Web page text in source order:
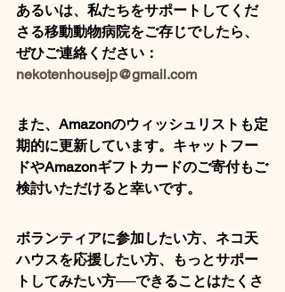
あるいは、私たちをサポートしてくだ
さる移動動物病院をご存じでしたら、
ぜひご連絡ください：
nekotenhousejp@gmail.com
また、Amazonのウィッシュリストも定
期的に更新しています。キャットフー
ドやAmazonギフトカードのご寄付もご
検討いただけると幸いです。
ボランティアに参加したい方、ネコ天
ハウスを応援したい方、もっとサポー
トしてみたい方──できることはたくさ